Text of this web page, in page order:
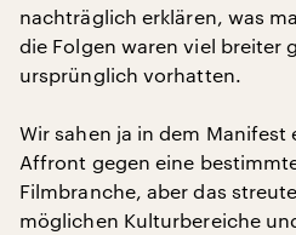
nachträglich erklären, was
die Folgen waren viel breiter
ursprünglich vorhatten.
Wir sahen ja in dem Manifest
Affront gegen eine
Filmbranche, aber das
möglichen Kulturbereiche